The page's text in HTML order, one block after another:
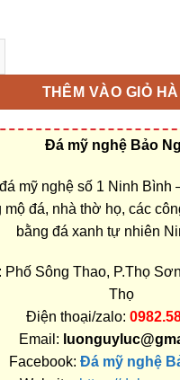
dựng, làm Mộ đá 2 mái ở
THÊM VÀO GIỎ
Đá mỹ nghệ Bảo
mỹ nghệ số 1 Ninh Bình
mộ đá, nhà thờ họ, các
bằng đá xanh tự nhiên
Sông Thao, P.Thọ
Thọ
Điện thoại/zalo:
Email:
Facebook: Đá mỹ nghệ